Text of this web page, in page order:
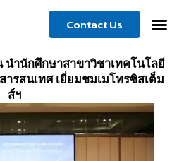
Contact Us
ำนักศึกษาสาขาวิชาเทคโนโลยี
รสนเทศ เยี่ยมชมเมโทรซิสเต็ม
ส์ฯ